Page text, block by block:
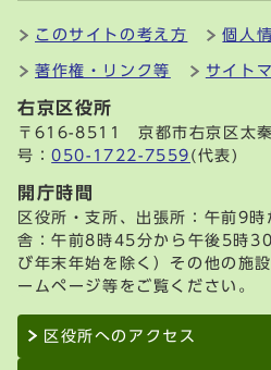
このサイトの考え方 個人
著作権・リンク等 サイト
右京区役所
〒616-8511 京都市右京区太
号：050-1722-7559 (代表)
開庁時間
区役所・支所、出張所：午前9
舎：午前8時45分から午後5時
び年末年始を除く）その他の施
ームページ等をご覧ください。
区役所へのアクセス